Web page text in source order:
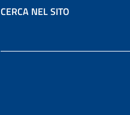
CERCA NEL SITO